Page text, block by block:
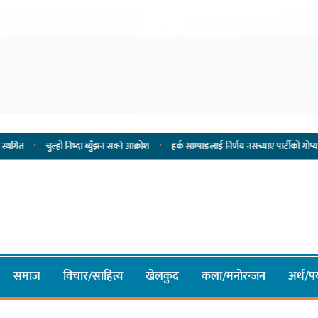
चुल्हो निभ्दा ब्युँझन सक्ने आक्रोश · हर्क साम्पाङलाई निर्णय नसच्याए पार्टीको गोप्य कुरा
समाज विचार/साहित्य खेलकुद कला/मनाेरन्जन अर्थ/